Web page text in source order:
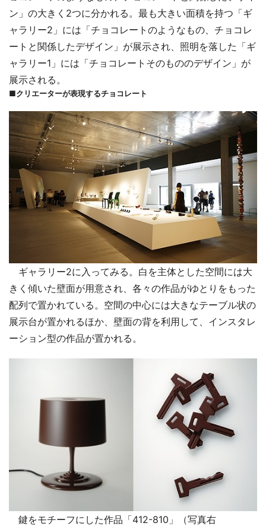
ン」の大きく2つに分かれる。最も大きい面積を持つ「ギ
ャラリー2」には「チョコレートのようなもの、チョコレ
ートと関係したデザイン」が展示され、照明を落した「ギ
ャラリー1」には「チョコレートそのもののデザイン」が
展示される。
■クリエーターが表現するチョコレート
ギャラリー2に入ってみる。白を主体とした空間には大
きく傾いた壁面が用意され、各々の作品がゆとりをもった
配列で置かれている。空間の中心には大きなテーブル状の
展示台が置かれるほか、壁面の背を利用して、インスタレ
ーション型の作品が置かれる。
鍵をモチーフにした作品「412-810」（写真右